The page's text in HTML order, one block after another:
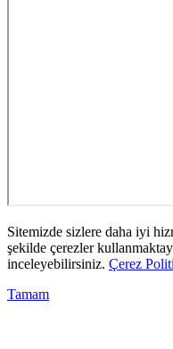
Sitemizde sizlere daha iyi
şekilde çerezler
inceleyebilirsiniz. Çerez
Tamam